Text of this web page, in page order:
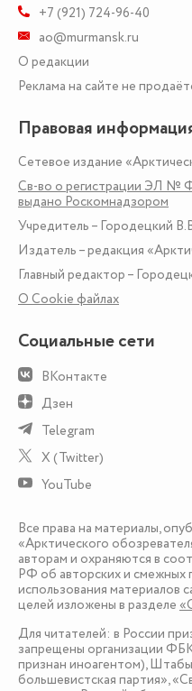
+7 (921) 724-96-40
ao@murmansk.ru
О редакции
Реклама на сайте не
Правовая
Сетевое издание
Св-во о регистрации ЭЛ №
выдано Роскомнадзором
Учредитель – Городецкий
Издатель – редакция
Главный редактор –
О Сookie файлах
Социальные сети
ВКонтакте
Дзен
Telegram
X (Twitter)
YouTube
Все права на материалы,
«Арктического
авторам и охраняются в
РФ об авторских и смежных
использования материалов
целей изложены в разделе
Для читателей: в России
запрещены организации
признан иноагентом),
большевистская партия»,